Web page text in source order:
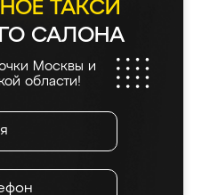
ТАКСИ
САЛОНА
Москвы и
области!